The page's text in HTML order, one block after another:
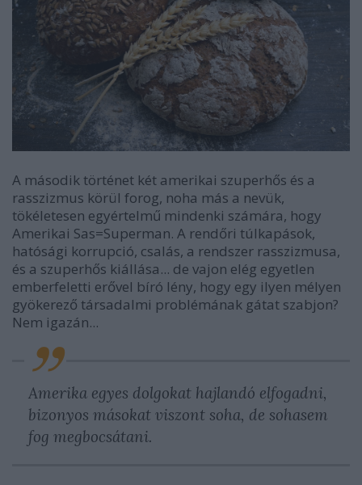
A második történet két amerikai szuperhős és a
rasszizmus körül forog, noha más a nevük,
tökéletesen egyértelmű mindenki számára, hogy
Amerikai Sas=Superman. A rendőri túlkapások,
hatósági korrupció, csalás, a rendszer rasszizmusa,
és a szuperhős kiállása... de vajon elég egyetlen
emberfeletti erővel bíró lény, hogy egy ilyen mélyen
gyökerező társadalmi problémának gátat szabjon?
Nem igazán...
Amerika egyes dolgokat hajlandó elfogadni,
bizonyos másokat viszont soha, de sohasem
fog megbocsátani.